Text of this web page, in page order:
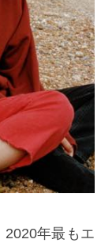
2020年最もエ